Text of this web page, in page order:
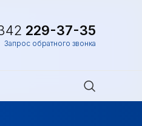
229-37-35
Запрос обратного звонка